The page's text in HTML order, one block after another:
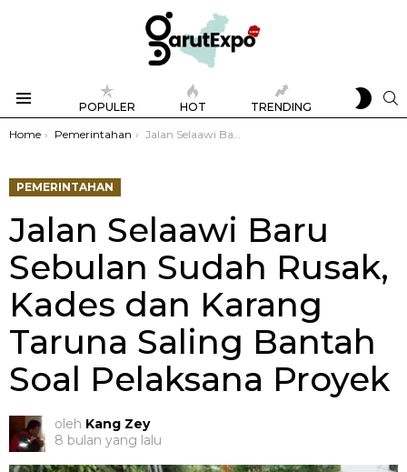
POPULER HOT TRENDING
SKIN
You are here:
Home Pemerintahan Jalan Selaawi Baru Sebulan Sudah Rusak, Kades dan Karang Taruna Saling Bantah Soal Pelaksana Proyek
PEMERINTAHAN
Jalan Selaawi Baru
Sebulan Sudah Rusak,
Kades dan Karang
Taruna Saling Bantah
Soal Pelaksana Proyek
oleh Kang Zey
8 bulan yang lalu